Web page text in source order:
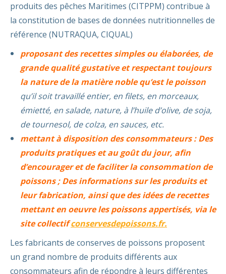
produits des pêches Maritimes (CITPPM) contribue à
la constitution de bases de données nutritionnelles de
référence (NUTRAQUA, CIQUAL)
proposant des recettes simples ou élaborées, de
grande qualité gustative et respectant toujours
la nature de la matière noble qu’est le poisson
qu’il soit travaillé entier, en filets, en morceaux,
émietté, en salade, nature, à l’huile d’olive, de soja,
de tournesol, de colza, en sauces, etc.
mettant à disposition des consommateurs : Des
produits pratiques et au goût du jour, afin
d’encourager et de faciliter la consommation de
poissons ; Des informations sur les produits et
leur fabrication, ainsi que des idées de recettes
mettant en oeuvre les poissons appertisés, via le
site collectifconservesdepoissons.fr.
Les fabricants de conserves de poissons proposent
un grand nombre de produits différents aux
consommateurs afin de répondre à leurs différentes